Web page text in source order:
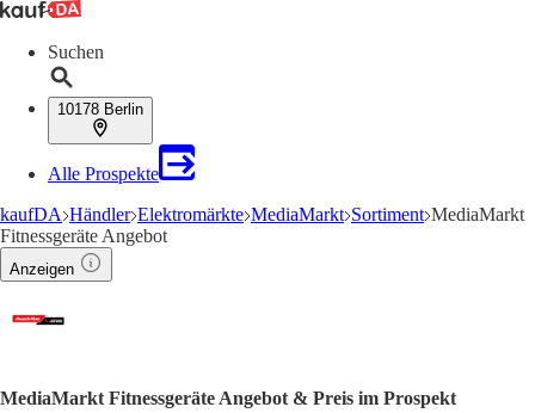
Suchen
10178 Berlin
Alle Prospekte
kaufDA Händler Elektromärkte MediaMarkt Sortiment MediaMarkt
Fitnessgeräte Angebot
Anzeigen
MediaMarkt Fitnessgeräte Angebot & Preis im Prospekt